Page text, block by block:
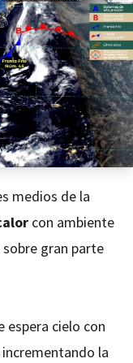
medios de la
con ambiente
gran parte
espera cielo con
la